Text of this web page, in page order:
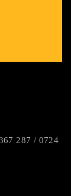
287 / 0724